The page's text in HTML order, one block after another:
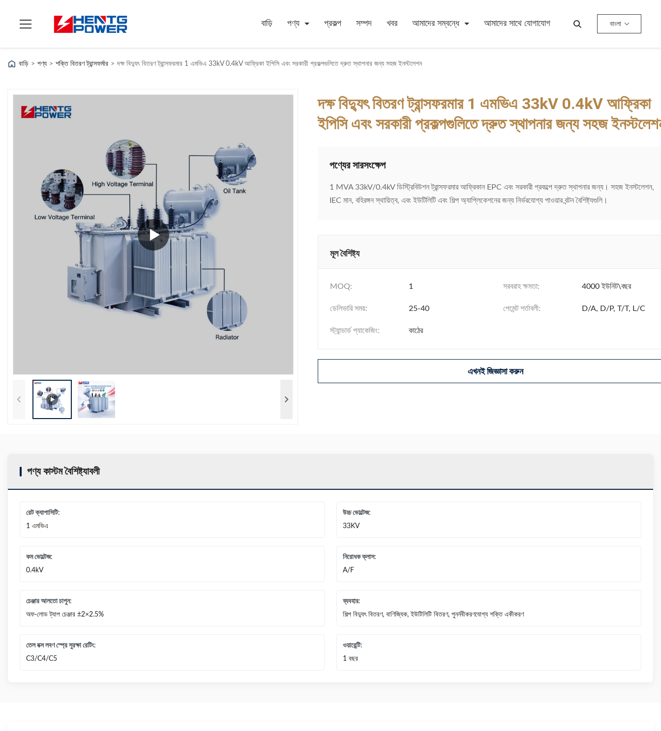
বাড়ি পণ্য প্রকল্প সম্পদ খবর আমাদের সম্বন্ধে আমাদের সাথে যোগাযোগ বাংলা
বাড়ি > পণ্য > শক্তি বিতরণ ট্রান্সফর্মার > দক্ষ বিদ্যুৎ বিতরণ ট্রান্সফরমার 1 এমভিএ 33kV 0.4kV আফ্রিকা ইপিসি এবং সরকারী প্রকল্পগুলিতে দ্রুত স্থাপনার জন্য সহজ ইনস্টলেশন
দক্ষ বিদ্যুৎ বিতরণ ট্রান্সফরমার 1 এমভিএ 33kV 0.4kV আফ্রিকা
ইপিসি এবং সরকারী প্রকল্পগুলিতে দ্রুত স্থাপনার জন্য সহজ
পণ্যের সারসংক্ষেপ
1 MVA 33kV/0.4kV ডিস্ট্রিবিউশন ট্রান্সফরমার আফ্রিকান EPC এবং সরকারী প্রকল্পে দ্রুত স্থাপনার জন্য। সহজ ইনস্টলেশন,
IEC মান, বহিরঙ্গন স্থায়িত্ব, এবং ইউটিলিটি এবং শিল্প অ্যাপ্লিকেশনের জন্য নির্ভরযোগ্য পাওয়ার বন্টন বৈশিষ্ট্যগুলি।
মূল বৈশিষ্ট্য
MOQ: 1 সরবরাহ ক্ষমতা: 4000 ইউনিট\বছর
ডেলিভারি সময়: 25-40 পেমেন্ট শর্তাবলী: D/A, D/P, T/T, L/C
স্ট্যান্ডার্ড প্যাকেজিং: কাঠের
এখনই জিজ্ঞাসা করুন
পণ্য কাস্টম বৈশিষ্ট্যাবলী
রেট ক্যাপাসিটি:
1 এমভিএ
উচ্চ ভোল্টেজ:
33KV
কম ভোল্টেজ:
0.4kV
নিরোধক ক্লাস:
A/F
চেঞ্জার আলতো চাপুন:
অফ-লোড ট্যাপ চেঞ্জার ±2×2.5%
ব্যবহার:
শিল্প বিদ্যুৎ বিতরণ, বাণিজ্যিক, ইউটিলিটি বিতরণ, পুনর্নবীকরণযোগ্য শক্তি একীকরণ
তেল বক্স লবণ স্প্রে সুরক্ষা রেটিং:
C3/C4/C5
ওয়ারেন্টি:
1 বছর